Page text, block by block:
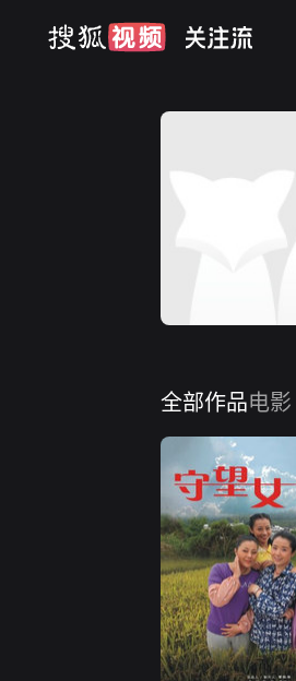
全部作品电影